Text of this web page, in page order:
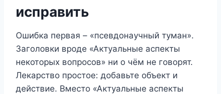
исправить
Ошибка первая – «псевдонаучный туман».
Заголовки вроде «Актуальные аспекты
некоторых вопросов» ни о чём не говорят.
Лекарство простое: добавьте объект и
действие. Вместо «Актуальные аспекты